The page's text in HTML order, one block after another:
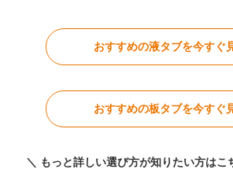
おすすめの液タブを今すぐ
おすすめの板タブを今すぐ
＼ もっと詳しい選び方が知りたい方はこ